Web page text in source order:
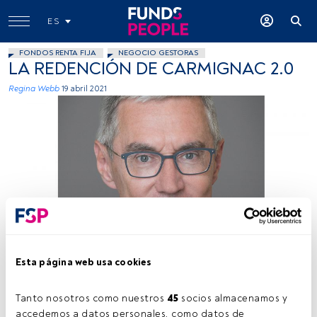
Esta página web usa cookies
Tanto nosotros como nuestros 45 socios almacenamos y
accedemos a datos personales, como datos de
ES
FONDOS RENTA FIJA NEGOCIO GESTORAS
LA REDENCIÓN DE CARMIGNAC 2.0
Regina Webb 19 abril 2021
Cedida por Carmignac.
andemia aparte, enCarmignactenían claro que